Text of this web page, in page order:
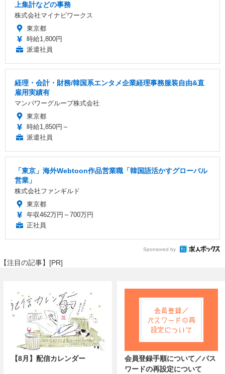
上集計などの事務
株式会社マイナビワークス
東京都
時給1,800円
派遣社員
経理・会計・財務/韓国系エンタメ企業経理事務服装自由&直
雇用実績有
マンパワーグループ株式会社
東京都
時給1,850円～
派遣社員
「東京」海外Webtoon作品営業職「韓国語活かすグローバル
営業」
株式会社ファンギルド
東京都
年収462万円～700万円
正社員
Sponsored by
【注目の記事】[PR]
【8月】配信カレンダー
会員登録手順について／パス
ワードの再設定について